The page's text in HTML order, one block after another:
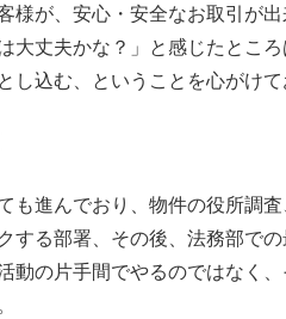
が、安心・安全なお取引が
丈夫かな？」と感じたとこ
込む、ということを心がけて
進んでおり、物件の役所調
る部署、その後、法務部で
の片手間でやるのではなく